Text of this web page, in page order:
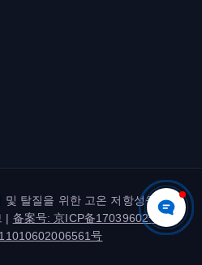
탈질을 위한 고온 저항성을 갖춘
| 备案号: 京ICP备17039602号-2|
号